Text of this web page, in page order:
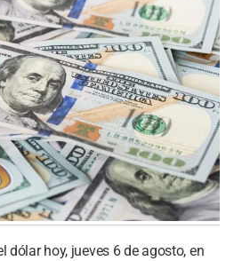
dólar hoy, jueves 6 de agosto, en